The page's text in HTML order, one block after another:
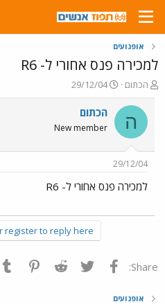
אופנועים
למכירה פנס אחורי ל- R6
פ
ו
ת
ח
ה
ש
א
הכתום
פ
ו
ר
ם
ר
29/12/04
ה הכתום
New member
29/12/04
למכירה פנס אחורי ל- R6
register to reply here.
Share: פייסבוק Twitter
Reddit
אופנועים